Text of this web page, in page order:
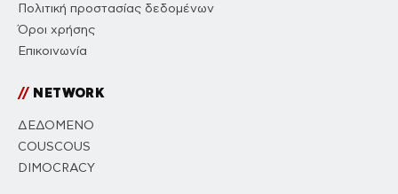
Πολιτική προστασίας δεδομένων
Όροι χρήσης
Επικοινωνία
//NETWORK
ΔΕΔΟΜΕΝΟ
COUSCOUS
DIMOCRACY